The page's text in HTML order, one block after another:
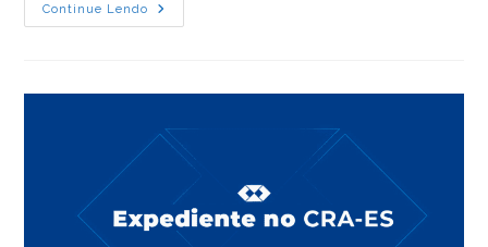
Continue Lendo
Excepcionalmente
Hoje,
15h